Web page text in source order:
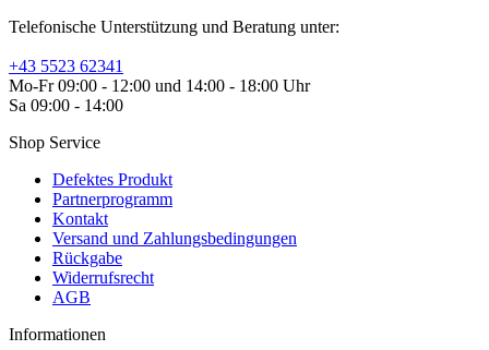
Telefonische Unterstützung und Beratung unter:
+43 5523 62341
Mo-Fr 09:00 - 12:00 und 14:00 - 18:00 Uhr
Sa 09:00 - 14:00
Shop Service
Defektes Produkt
Partnerprogramm
Kontakt
Versand und Zahlungsbedingungen
Rückgabe
Widerrufsrecht
AGB
Informationen